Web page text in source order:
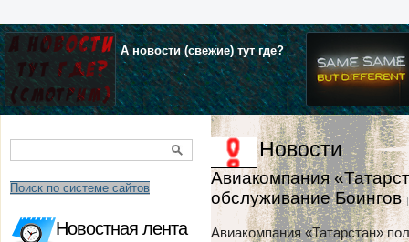
А новости (свежие) тут где?
Поиск по системе сайтов
Новостная лента
Новости
Авиакомпания
обслуживание Боингов
Авиакомпания«Татарстан»